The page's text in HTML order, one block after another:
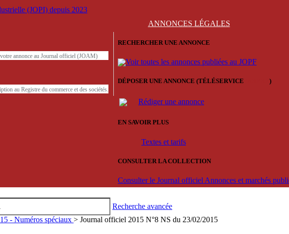
(JOPI) depuis 2023
ANNONCES LÉGALES
annonce au Journal officiel (JOAM)
au Registre du commerce et des sociétés.
RECHERCHER UNE ANNONCE
Voir toutes les annonces publiées au JOPF
DÉPOSER UNE ANNONCE (TÉLÉSERVICE )
Rédiger une annonce
EN SAVOIR PLUS
Textes et tarifs
CONSULTER LA COLLECTION
Consulter le Journal officiel Annonces et marchés
Recherche avancée
- Numéros spéciaux > Journal officiel 2015 N°8 NS du 23/02/2015